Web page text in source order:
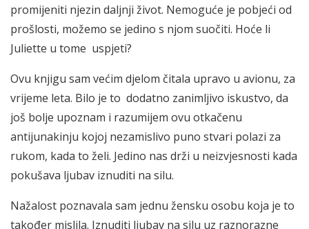
promijeniti njezin daljnji život. Nemoguće je pobjeći od
prošlosti, možemo se jedino s njom suočiti. Hoće li
Juliette u tome uspjeti?
Ovu knjigu sam većim djelom čitala upravo u avionu, za
vrijeme leta. Bilo je to dodatno zanimljivo iskustvo, da
još bolje upoznam i razumijem ovu otkačenu
antijunakinju kojoj nezamislivo puno stvari polazi za
rukom, kada to želi. Jedino nas drži u neizvjesnosti kada
pokušava ljubav iznuditi na silu.
Nažalost poznavala sam jednu žensku osobu koja je to
također mislila. Iznuditi ljubav na silu uz raznorazne